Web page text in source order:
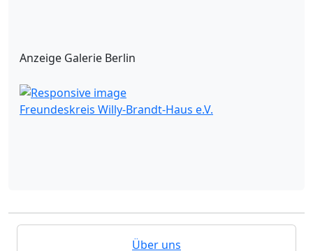
Anzeige Galerie Berlin
Freundeskreis Willy-Brandt-Haus e.V.
Über uns